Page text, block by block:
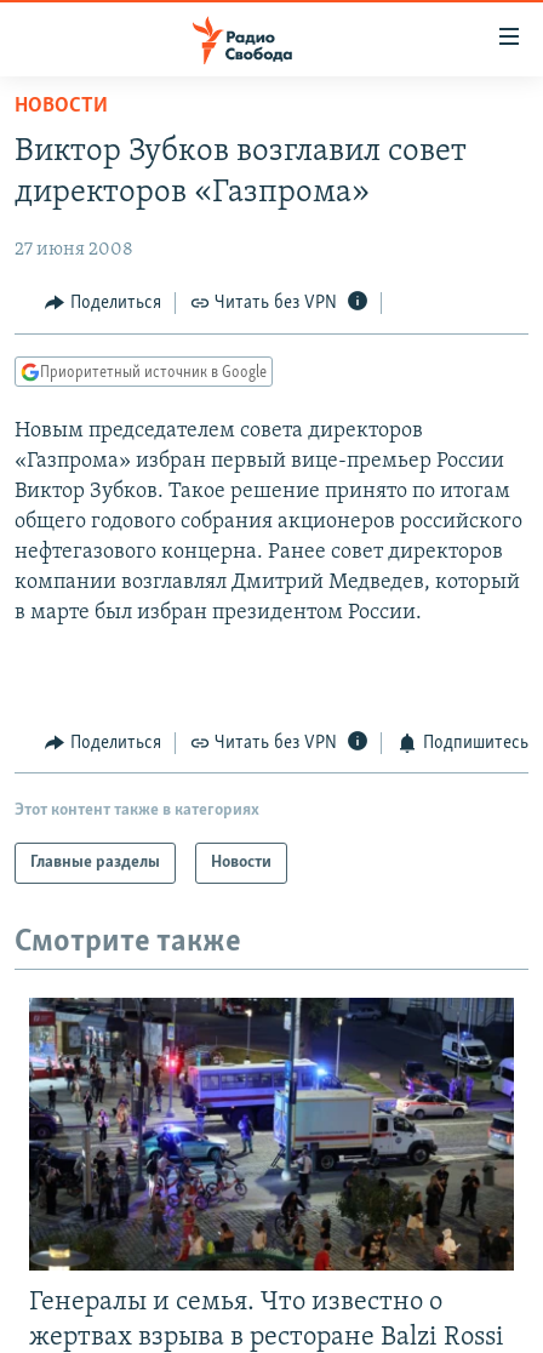
упрощенного
доступа
основному
Вернутся
главной
навигации
Вернутся
поиску
ПОДКАСТЫ
АВТОРСКИЕ ПРОЕКТЫ
ЦИТАТЫ СВОБОДЫ
МНЕНИЯ
IDEL.РЕАЛИИ
КАВКАЗ.РЕАЛИИ
СЕВЕР.РЕАЛИИ
СИБИРЬ.РЕАЛИИ
РАСПИСАНИЕ ВЕЩАНИЯ
ПОДПИШИТЕСЬ НА РАССЫЛКУ
Все сайты РСЕ/РС
НОВОСТИ
Виктор Зубков возглавил совет
директоров «Газпрома»
27 июня 2008
Поделиться Читать без VPN
Приоритетный источник в Google
Новым председателем совета директоров
«Газпрома» избран первый вице-премьер России
Виктор Зубков. Такое решение принято по итогам
общего годового собрания акционеров российского
нефтегазового концерна. Ранее совет директоров
компании возглавлял Дмитрий Медведев, который
в марте был избран президентом России.
Поделиться Читать без VPN Подпишитесь
Этот контент также в категориях
Главные разделы Новости
Смотрите также
Генералы и семья. Что известно о
жертвах взрыва в ресторане Balzi Rossi